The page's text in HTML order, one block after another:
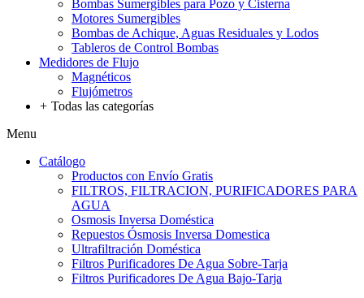
Bombas Sumergibles para Pozo y Cisterna
Motores Sumergibles
Bombas de Achique, Aguas Residuales y Lodos
Tableros de Control Bombas
Medidores de Flujo
Magnéticos
Flujómetros
+ Todas las categorías
Menu
Catálogo
Productos con Envío Gratis
FILTROS, FILTRACION, PURIFICADORES PARA
AGUA
Osmosis Inversa Doméstica
Repuestos Ósmosis Inversa Domestica
Ultrafiltración Doméstica
Filtros Purificadores De Agua Sobre-Tarja
Filtros Purificadores De Agua Bajo-Tarja